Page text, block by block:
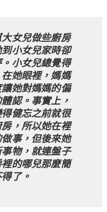
女兒做些廚房
小女兒家時卻
小女兒總覺得
她眼裡，媽媽
她對媽媽的偏
認。事實上，
健忘之前就很
，所以她在裡
事，但後來她
物，就連盤子
的哪兒那麼簡
了。